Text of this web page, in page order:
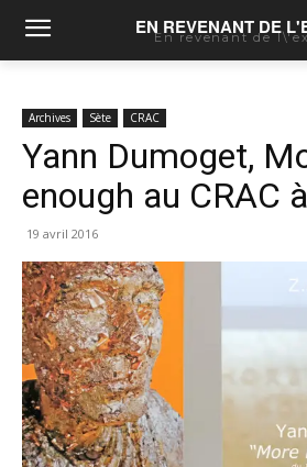
EN REVENANT DE
En revenant de
Archives Sète CRAC
Yann Dumoget,
enough au CRAC
19 avril 2016